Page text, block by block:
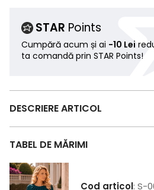
STAR Points
Cumpără acum și ai -10 Lei
ta comandă prin STAR Points!
DESCRIERE ARTICOL
TABEL DE MĂRIMI
Cod articol: S-